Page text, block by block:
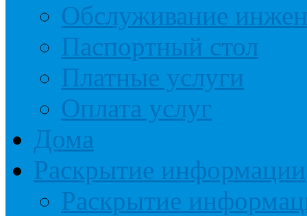
Обслуживание
Паспортный стол
Платные услуги
Оплата услуг
Дома
Раскрытие информации
Раскрытие